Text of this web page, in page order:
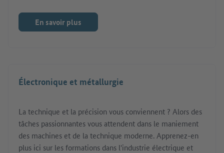
En savoir plus
Électronique et métallurgie
La technique et la précision vous conviennent ? Alors des
tâches passionnantes vous attendent dans le maniement
des machines et de la technique moderne. Apprenez-en
plus ici sur les formations dans l'industrie électrique et